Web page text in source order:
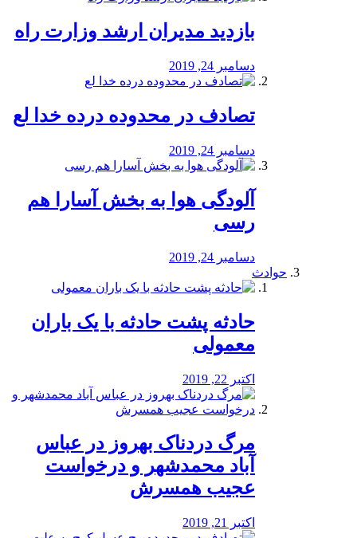
بازدید مدیران ارشد وزارت راه
دسامبر 24, 2019
تصادف در محدوده درده خدا لع
دسامبر 24, 2019
آلودگی هوا به بخش آسارا هم
رسی
دسامبر 24, 2019
حوادث
️حادثه پشت حادثه با یک باران
معمولی
اکتبر 22, 2019
مرگ دردناک بهروز در عباس
آباد محمدشهر و درخواست
عجیب همسرش
اکتبر 21, 2019